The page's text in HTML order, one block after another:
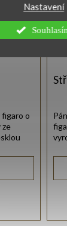
Nastavení
o
ze